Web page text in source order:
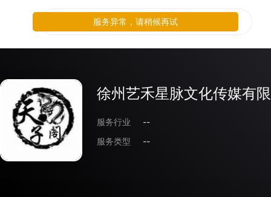
徐州艺禾星脉文化传媒有
服务行业
--
服务类型
--
服务异常，请稍候再试